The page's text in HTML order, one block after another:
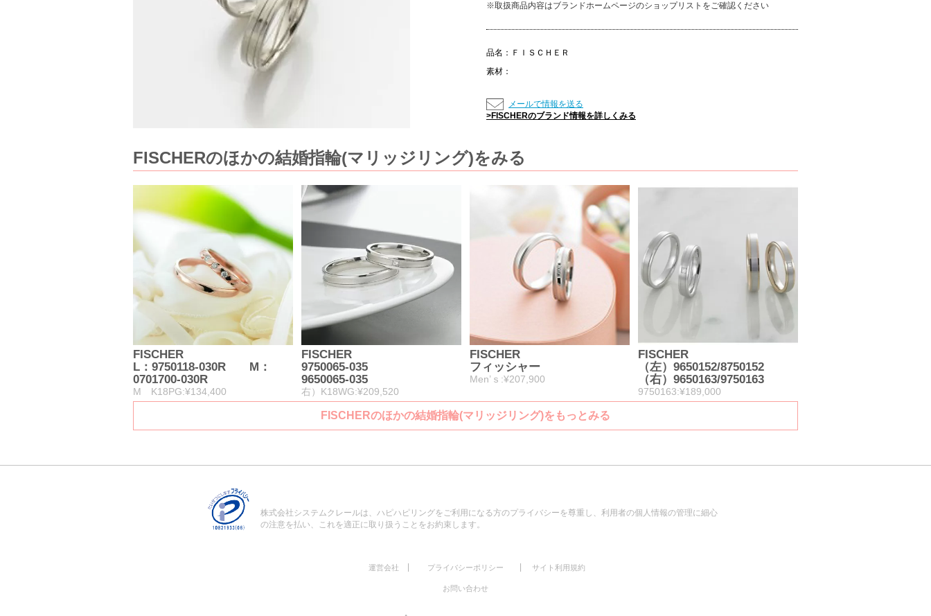
※取扱商品内容はブランドホームページのショップリストをご確認ください
品名： ＦＩＳＣＨＥＲ
素材：
メールで情報を送る
>FISCHERのブランド情報を詳しくみる
FISCHERのほかの結婚指輪(マリッジリング)をみる
FISCHER
L：9750118-030R M：
0701700-030R
M K18PG:¥134,400
FISCHER
9750065-035
9650065-035
右）K18WG:¥209,520
FISCHER
フィッシャー
Men’ｓ:¥207,900
FISCHER
（左）9650152/8750152
（右）9650163/9750163
9750163:¥189,000
FISCHERのほかの結婚指輪(マリッジリング)をもっとみる
株式会社システムクレールは、ハピハピリングをご利用になる方のプライバシーを尊重し、利用者の個人情報の管理に細心
の注意を払い、これを適正に取り扱うことをお約束します。
運営会社 プライバシーポリシー サイト利用規約
お問い合わせ